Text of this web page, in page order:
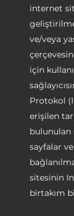
internet
ve/veya
için
Protokol
erişilen
bulunulan
sayfalar
sitesinin
birtakım